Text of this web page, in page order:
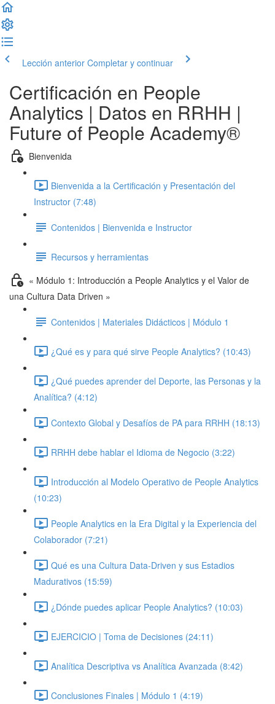
Lección anterior Completar y continuar
Certificación en People
Analytics | Datos en RRHH |
Future of People Academy®
Bienvenida
Bienvenida a la Certificación y Presentación del
Instructor (7:48)
Contenidos | Bienvenida e Instructor
Recursos y herramientas
« Módulo 1: Introducción a People Analytics y el Valor de
una Cultura Data Driven »
Contenidos | Materiales Didácticos | Módulo 1
¿Qué es y para qué sirve People Analytics? (10:43)
¿Qué puedes aprender del Deporte, las Personas y la
Analítica? (4:12)
Contexto Global y Desafíos de PA para RRHH (18:13)
RRHH debe hablar el Idioma de Negocio (3:22)
Introducción al Modelo Operativo de People Analytics
(10:23)
People Analytics en la Era Digital y la Experiencia del
Colaborador (7:21)
Qué es una Cultura Data-Driven y sus Estadios
Madurativos (15:59)
¿Dónde puedes aplicar People Analytics? (10:03)
EJERCICIO | Toma de Decisiones (24:11)
Analítica Descriptiva vs Analítica Avanzada (8:42)
Conclusiones Finales | Módulo 1 (4:19)